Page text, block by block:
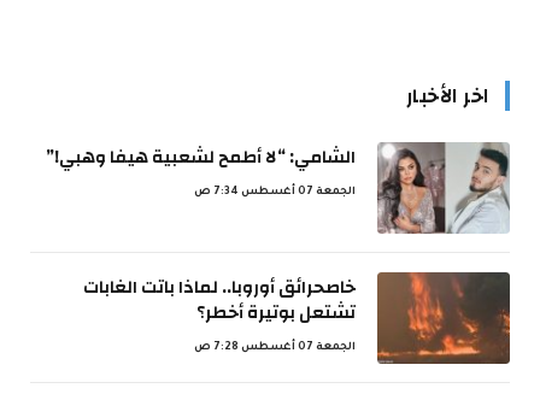
اخر الأخبار
الشامي: “لا أطمح لشعبية هيفا وهبي!”
الجمعة 07 أغسطس 7:34 ص
خاصحرائق أوروبا.. لماذا باتت الغابات
تشتعل بوتيرة أخطر؟
الجمعة 07 أغسطس 7:28 ص